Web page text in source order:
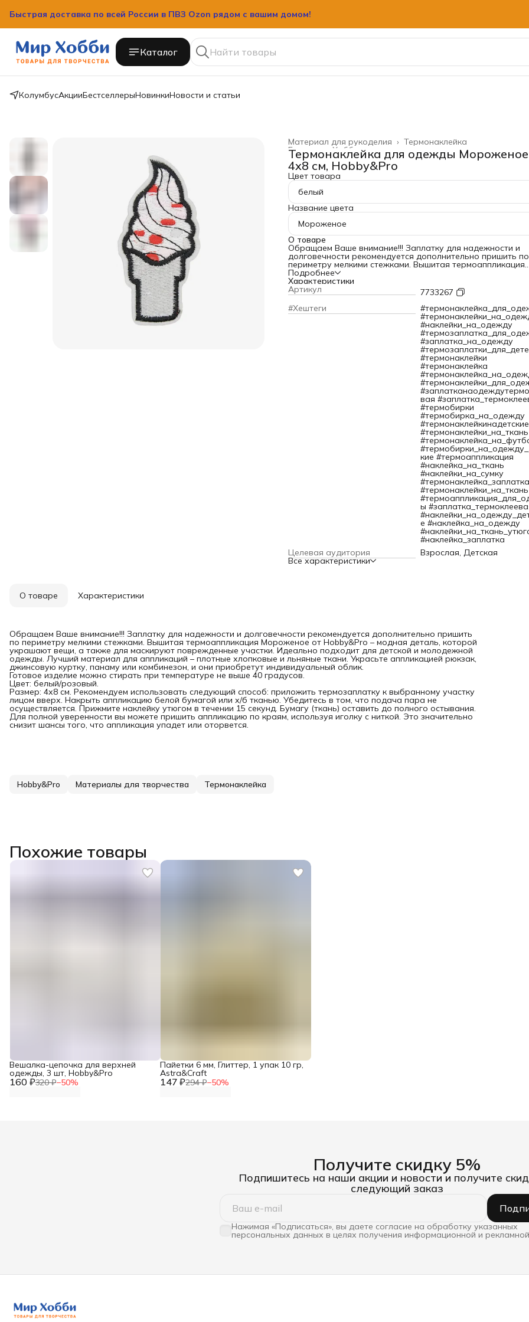
Быстрая доставка по всей России в ПВЗ Ozon рядом с вашим домом!
Каталог
КолумбусАкцииБестселлерыНовинкиНовости и статьи
Термонаклейка
Материал для рукоделия ›
Хобби и творчество ›
Главная ›
Термонаклейка для одежды
4x8 см, Hobby&Pro
Цвет товара
белый
Название цвета
Мороженое
О товаре
Обращаем Ваше внимание!!! Заплатку для надежности и
долговечности рекомендуется дополнительно пришить по
периметру мелкими стежками. Вышитая термоаппликация
Мороженое от Hobby&Pro – модная деталь, которой
украшают вещи, а также для маскируют поврежденные
участки. Идеально подходит для детской и молодежной
одежды. Лучший материал для аппликаций – плотные
хлопковые и льняные ткани. Украсьте аппликацией
джинсовую куртку, панаму или комбинезон, и они
Готовое изделие можно стирать при температуре не
Размер: 4х8 см. Рекомендуем использовать следующий
приложить термозаплатку к выбранному участку лицом
Накрыть аппликацию белой бумагой или х/б тканью.
Убедитесь в том, что подача пара не осуществляется.
Прижмите наклейку утюгом в течении 15 секунд. Бумагу
(ткань) оставить до полного остывания. Для полной
уверенности вы можете пришить аппликацию по краям,
используя иголку с ниткой. Это значительно снизит шансы
того, что аппликация упадет или оторвется.
Подробнее
Характеристики
Артикул
7733267
#Хештеги
#наклейки_на_одежду
#заплатка_на_одежду
#термонаклейки
#термонаклейка
вая
#термобирки
#термобирка_на_одежду
#термонаклейкинадетские
#термонаклейки_на_ткань
кие #термоаппликация
#наклейка_на_ткань
#наклейки_на_сумку
#термонаклейка_заплатка
#термонаклейки_на_ткань
ы
е #наклейка_на_одежду
#наклейка_заплатка
Целевая аудитория
Взрослая, Детская
Все характеристики
О товаре Характеристики
Обращаем Ваше внимание!!! Заплатку для надежности и долговечности рекомендуется дополнительно пришить
по периметру мелкими стежками. Вышитая термоаппликация Мороженое от Hobby&Pro – модная деталь, которой
украшают вещи, а также для маскируют поврежденные участки. Идеально подходит для детской и молодежной
одежды. Лучший материал для аппликаций – плотные хлопковые и льняные ткани. Украсьте аппликацией рюкзак,
джинсовую куртку, панаму или комбинезон, и они приобретут индивидуальный облик.
Готовое изделие можно стирать при температуре не выше 40 градусов.
Цвет: белый/розовый.
Размер: 4х8 см. Рекомендуем использовать следующий способ: приложить термозаплатку к выбранному участку
лицом вверх. Накрыть аппликацию белой бумагой или х/б тканью. Убедитесь в том, что подача пара не
осуществляется. Прижмите наклейку утюгом в течении 15 секунд. Бумагу (ткань) оставить до полного остывания.
Для полной уверенности вы можете пришить аппликацию по краям, используя иголку с ниткой. Это значительно
снизит шансы того, что аппликация упадет или оторвется.
Hobby&Pro Материалы для творчества Термонаклейка
Похожие товары
160 ₽320 ₽−50%
Вешалка-цепочка для верхней
одежды, 3 шт, Hobby&Pro
147 ₽294 ₽−50%
Пайетки 6 мм, Глиттер, 1 упак 10 гр,
Astra&Craft
Получите скидку 5%
Подпишитесь на наши акции и новости и получите
следующий заказ
Нажимая «Подписаться», вы даете согласие на обработку указанных
персональных данных в целях получения информационной и